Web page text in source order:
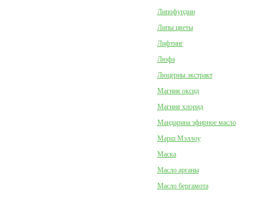
Липофундин
Липы цветы
Лифтинг
Люфа
Люцерны экстракт
Магния оксид
Магния хлорид
Мандарина эфирное масло
Марш Мэллоу
Маска
Масло арганы
Масло бергамота